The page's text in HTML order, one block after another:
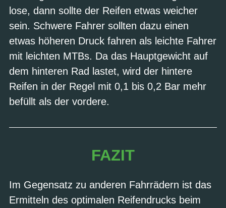
lose, dann sollte der Reifen etwas weicher
sein. Schwere Fahrer sollten dazu einen
etwas höheren Druck fahren als leichte Fahrer
mit leichten MTBs. Da das Hauptgewicht auf
dem hinteren Rad lastet, wird der hintere
Reifen in der Regel mit 0,1 bis 0,2 Bar mehr
befüllt als der vordere.
FAZIT
Im Gegensatz zu anderen Fahrrädern ist das
Ermitteln des optimalen Reifendrucks beim